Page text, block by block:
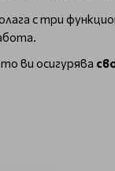
с три
ви осигурява